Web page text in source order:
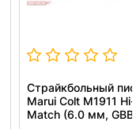
Страйкбольный
Marui Colt M1911 Hi-
Match (6.0 мм, GBB)